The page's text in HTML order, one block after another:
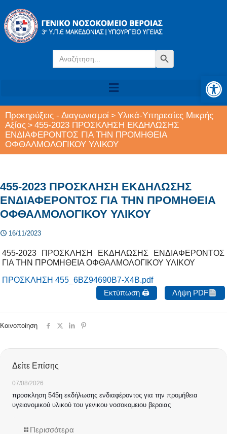
Search
for:
Search Button
Προκηρύξεις - Διαγωνισμοί > Υλικά-Υπηρεσίες Μικρής
Αξίας > 455-2023 ΠΡΟΣΚΛΗΣΗ ΕΚΔΗΛΩΣΗΣ
ΕΝΔΙΑΦΕΡΟΝΤΟΣ ΓΙΑ ΤΗΝ ΠΡΟΜΗΘΕΙΑ
ΟΦΘΑΛΜΟΛΟΓΙΚΟΥ ΥΛΙΚΟΥ
455-2023 ΠΡΟΣΚΛΗΣΗ ΕΚΔΗΛΩΣΗΣ
ΕΝΔΙΑΦΕΡΟΝΤΟΣ ΓΙΑ ΤΗΝ ΠΡΟΜΗΘΕΙΑ
ΟΦΘΑΛΜΟΛΟΓΙΚΟΥ ΥΛΙΚΟΥ
16/11/2023
455-2023 ΠΡΟΣΚΛΗΣΗ ΕΚΔΗΛΩΣΗΣ ΕΝΔΙΑΦΕΡΟΝΤΟΣ
ΓΙΑ ΤΗΝ ΠΡΟΜΗΘΕΙΑ ΟΦΘΑΛΜΟΛΟΓΙΚΟΥ ΥΛΙΚΟΥ
ΠΡΟΣΚΛΗΣΗ 455_6ΒΖ94690Β7-Χ4Β.pdf
Εκτύπωση 🖨
Λήψη PDF
Κοινοποίηση
Δείτε Επίσης
07/08/2026
προσκληση 545η εκδήλωσης ενδιαφέροντος για την προμήθεια
υγειονομικού υλικού του γενικου νοσοκομειου βεροιας
Περισσότερα